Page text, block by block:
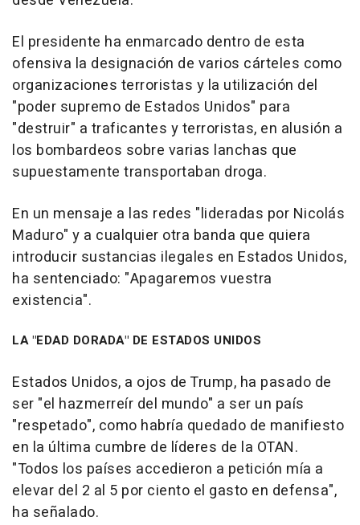
El presidente ha enmarcado dentro de esta
ofensiva la designación de varios cárteles como
organizaciones terroristas y la utilización del
"poder supremo de Estados Unidos" para
"destruir" a traficantes y terroristas, en alusión a
los bombardeos sobre varias lanchas que
supuestamente transportaban droga.
En un mensaje a las redes "lideradas por Nicolás
Maduro" y a cualquier otra banda que quiera
introducir sustancias ilegales en Estados Unidos,
ha sentenciado: "Apagaremos vuestra
existencia".
LA "EDAD DORADA" DE ESTADOS UNIDOS
Estados Unidos, a ojos de Trump, ha pasado de
ser "el hazmerreír del mundo" a ser un país
"respetado", como habría quedado de manifiesto
en la última cumbre de líderes de la OTAN.
"Todos los países accedieron a petición mía a
elevar del 2 al 5 por ciento el gasto en defensa",
ha señalado.